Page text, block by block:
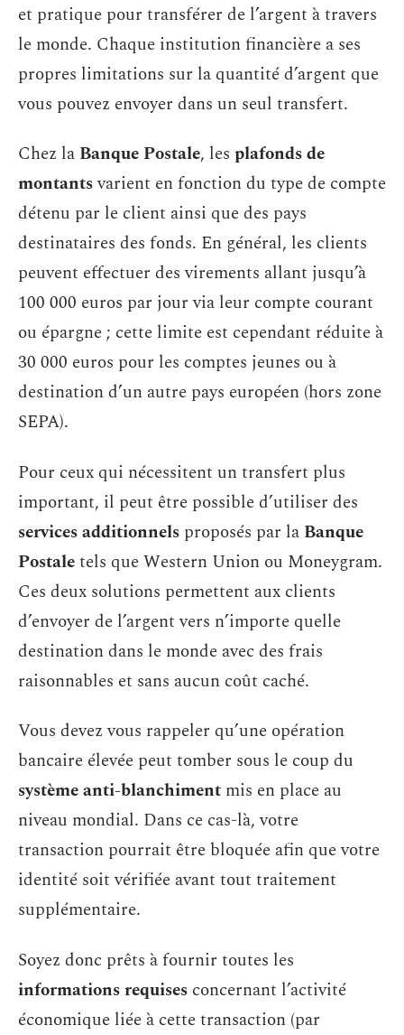
et pratique pour transférer de l’argent à travers
le monde. Chaque institution financière a ses
propres limitations sur la quantité d’argent que
vous pouvez envoyer dans un seul transfert.
Chez la Banque Postale, les plafonds de
montantsvarient en fonction du type de compte
détenu par le client ainsi que des pays
destinataires des fonds. En général, les clients
peuvent effectuer des virements allant jusqu’à
100 000 euros par jour via leur compte courant
ou épargne ; cette limite est cependant réduite à
30 000 euros pour les comptes jeunes ou à
destination d’un autre pays européen (hors zone
SEPA).
Pour ceux qui nécessitent un transfert plus
important, il peut être possible d’utiliser des
services additionnels proposés par la Banque
Postaletels que Western Union ou Moneygram.
Ces deux solutions permettent aux clients
d’envoyer de l’argent vers n’importe quelle
destination dans le monde avec des frais
raisonnables et sans aucun coût caché.
Vous devez vous rappeler qu’une opération
bancaire élevée peut tomber sous le coup du
système anti-blanchiment mis en place au
niveau mondial. Dans ce cas-là, votre
transaction pourrait être bloquée afin que votre
identité soit vérifiée avant tout traitement
supplémentaire.
Soyez donc prêts à fournir toutes les
informations requises concernant l’activité
économique liée à cette transaction (par